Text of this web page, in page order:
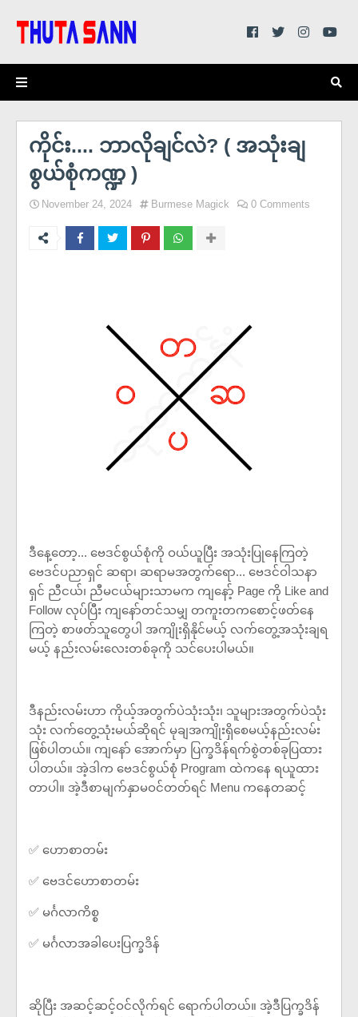
ကိုင်း.... ဘာလိုချင်လဲ? ( အသုံးချ
စွယ်စုံကဏ္ဍ )
November 24, 2024 Burmese Magick 0 Comments
ဒီနေ့တော့... ဗေဒင်စွယ်စုံကို ဝယ်ယူပြီး အသုံးပြုနေကြတဲ့
ဗေဒင်ပညာရှင် ဆရာ၊ ဆရာမအတွက်ရော... ဗေဒင်ဝါသနာ
ရှင် ညီငယ်၊ ညီမငယ်များသာမက ကျနော့် Page ကို Like and
Follow လုပ်ပြီး ကျနော်တင်သမျှ တကူးတကစောင့်ဖတ်နေ
ကြတဲ့ စာဖတ်သူတွေပါ အကျိုးရှိနိုင်မယ့် လက်တွေ့အသုံးချရ
မယ့် နည်းလမ်းလေးတစ်ခုကို သင်ပေးပါမယ်။
ဒီနည်းလမ်းဟာ ကိုယ့်အတွက်ပဲသုံးသုံး၊ သူများအတွက်ပဲသုံး
သုံး လက်တွေ့သုံးမယ်ဆိုရင် မုချအကျိုးရှိစေမယ့်နည်းလမ်း
ဖြစ်ပါတယ်။ ကျနော် အောက်မှာ ပြက္ခဒိန်ရက်စွဲတစ်ခုပြထား
ပါတယ်။ အဲ့ဒါက ဗေဒင်စွယ်စုံ Program ထဲကနေ ရယူထား
တာပါ။ အဲ့ဒီစာမျက်နှာမဝင်တတ်ရင် Menu ကနေတဆင့်
✅ ဟောစာတမ်း
✅ ဗေဒင်ဟောစာတမ်း
✅ မင်္ဂလာကိစ္စ
✅ မင်္ဂလာအခါပေးပြက္ခဒိန်
ဆိုပြီး အဆင့်ဆင့်ဝင်လိုက်ရင် ရောက်ပါတယ်။ အဲ့ဒီပြက္ခဒိန်